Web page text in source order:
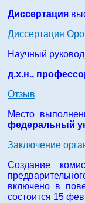
Диссертация
Диссертация
Научный
д.х.н.,
Отзыв
Место
федеральный
Заключение
Создание
включено в
состоится 15